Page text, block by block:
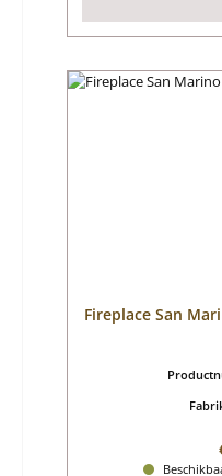
Fireplace San